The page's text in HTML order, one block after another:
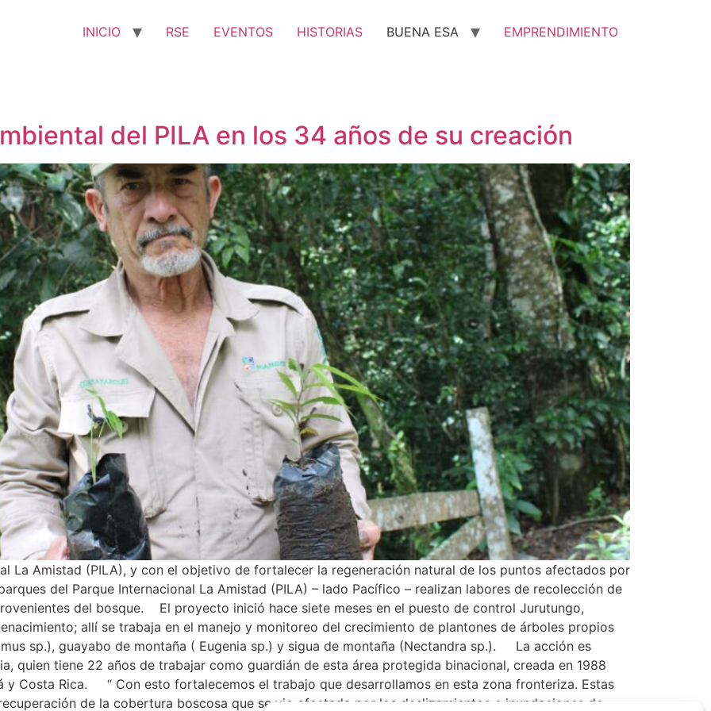
INICIO RSE EVENTOS HISTORIAS BUENA ESA EMPRENDIMIENTO
del PILA en los 34 años de su creación
La Amistad (PILA), y con el objetivo de fortalecer la regeneración natural de los puntos afectados por
del Parque Internacional La Amistad (PILA) – lado Pacífico – realizan labores de recolección de
del bosque. El proyecto inició hace siete meses en el puesto de control Jurutungo,
allí se trabaja en el manejo y monitoreo del crecimiento de plantones de árboles propios
sp.), guayabo de montaña ( Eugenia sp.) y sigua de montaña (Nectandra sp.). La acción es
quien tiene 22 años de trabajar como guardián de esta área protegida binacional, creada en 1988
y Costa Rica. “ Con esto fortalecemos el trabajo que desarrollamos en esta zona fronteriza. Estas
de la cobertura boscosa que se vio afectada por los deslizamientos e inundaciones de